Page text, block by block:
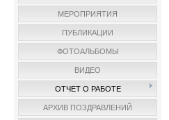
МЕРОПРИЯТИЯ
ПУБЛИКАЦИИ
ФОТОАЛЬБОМЫ
ВИДЕО
ОТЧЕТ О РАБОТЕ
АРХИВ ПОЗДРАВЛЕНИЙ